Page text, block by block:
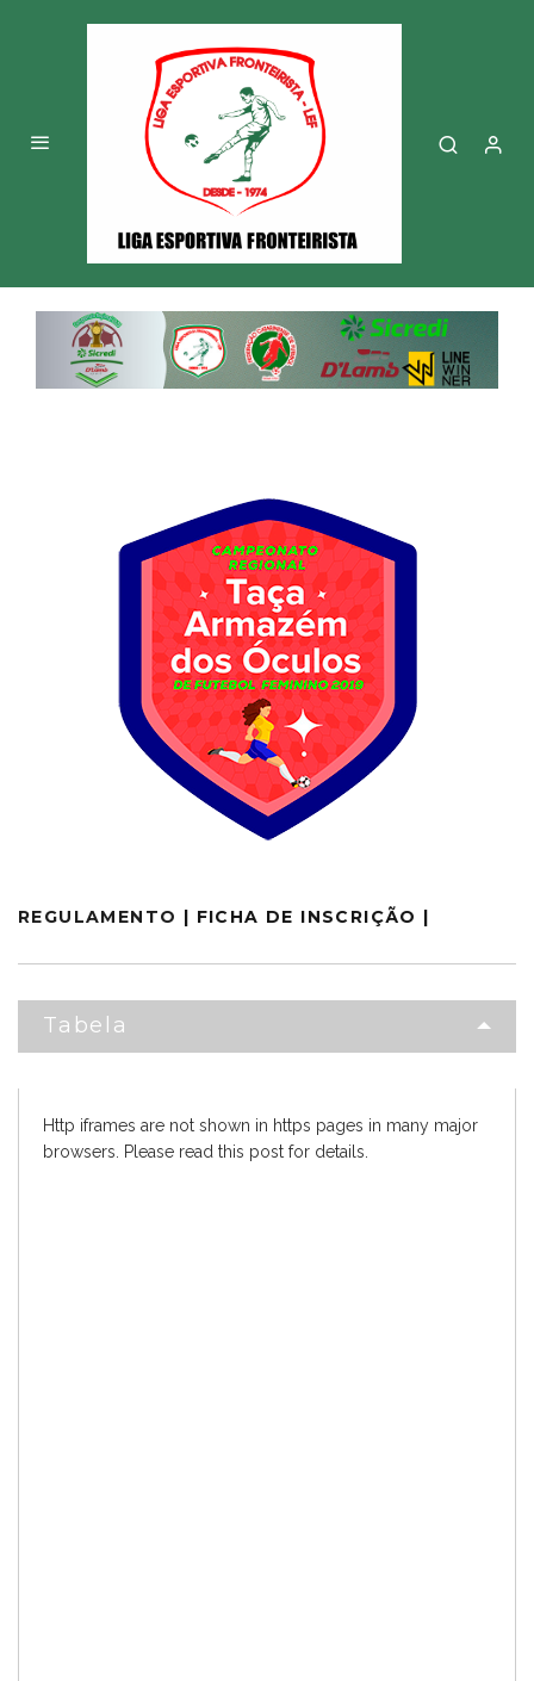
REGULAMENTO | FICHA DE INSCRIÇÃO |
Tabela
Http iframes are not shown in https pages in many major
browsers. Please read this post for details.